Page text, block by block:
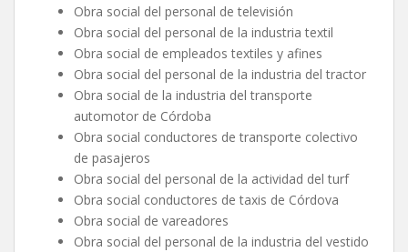
Obra social del personal de televisión
Obra social del personal de la industria textil
Obra social de empleados textiles y afines
Obra social del personal de la industria del tractor
Obra social de la industria del transporte
automotor de Córdoba
Obra social conductores de transporte colectivo
de pasajeros
Obra social del personal de la actividad del turf
Obra social conductores de taxis de Córdova
Obra social de vareadores
Obra social del personal de la industria del vestido